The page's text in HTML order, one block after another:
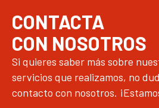
CONTACTA
CON NOSOTROS
Si quieres saber más sobre
servicios que realizamos, no
contacto con nosotros.